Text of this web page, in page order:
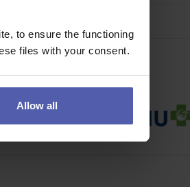
to ensure the functioning
files with your consent.
Allow all